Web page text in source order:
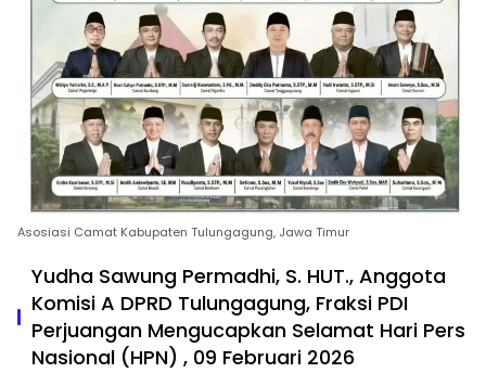
Asosiasi Camat Kabupaten Tulungagung, Jawa Timur
Yudha Sawung Permadhi, S. HUT., Anggota
Komisi A DPRD Tulungagung, Fraksi PDI
Perjuangan Mengucapkan Selamat Hari Pers
Nasional (HPN) , 09 Februari 2026